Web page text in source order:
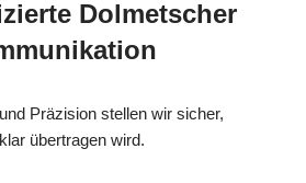
Dolmetscher
Präzision stellen wir sicher,
übertragen wird.